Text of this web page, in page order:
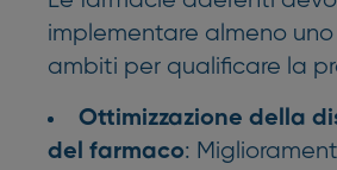
implementare almeno
ambiti per qualificare la
Ottimizzazione della
del farmaco: